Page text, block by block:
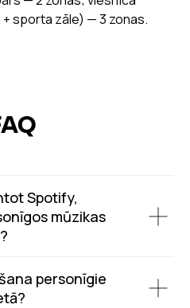
sporta zāle) — 3 zonas.
Spotify,
mūzikas
personīgie